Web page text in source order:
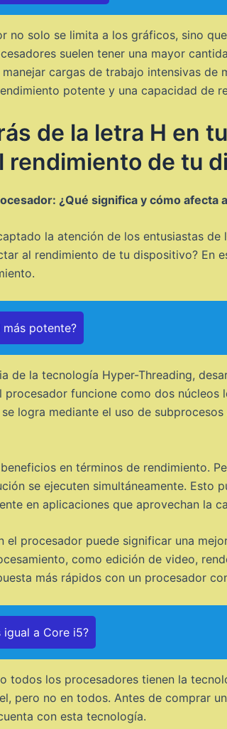
no solo se limita a los gráficos, sino
suelen tener una mayor
cargas de trabajo intensivas de
potente y una capacidad de
de la letra H en
rendimiento de tu
¿Qué significa y cómo afecta
la atención de los entusiastas
al rendimiento de tu dispositivo? En
más potente?
de la tecnología Hyper-Threading,
funcione como dos
logra mediante el uso de
en términos de rendimiento.
se ejecuten simultáneamente. Esto
en aplicaciones que aprovechan la
el procesador puede significar una
como edición de video,
más rápidos con un procesador
igual a Core i5?
todos los procesadores tienen la
pero no en todos. Antes de comprar
con esta tecnología.